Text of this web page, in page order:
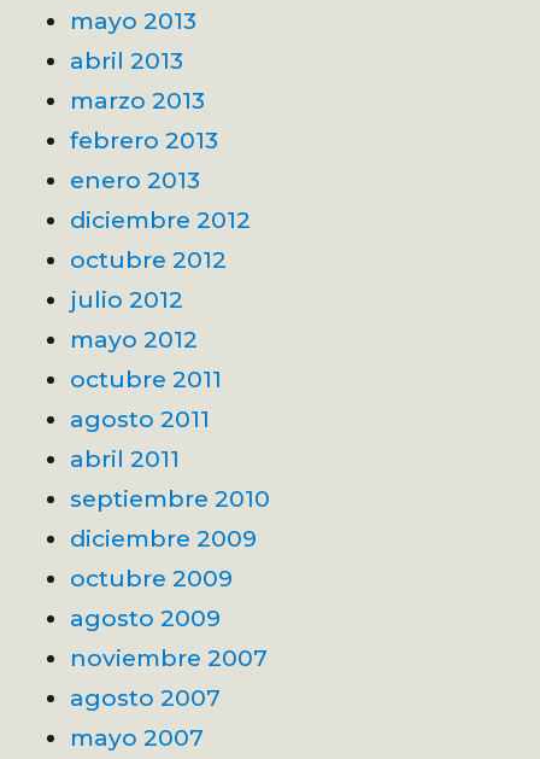
mayo 2013
abril 2013
marzo 2013
febrero 2013
enero 2013
diciembre 2012
octubre 2012
julio 2012
mayo 2012
octubre 2011
agosto 2011
abril 2011
septiembre 2010
diciembre 2009
octubre 2009
agosto 2009
noviembre 2007
agosto 2007
mayo 2007